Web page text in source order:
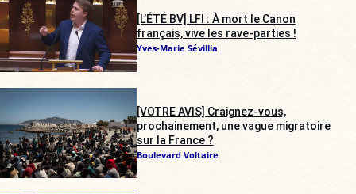
[L’ÉTÉ BV] LFI : À mort le Canon
français, vive les rave-parties !
Yves-Marie Sévillia
[VOTRE AVIS] Craignez-vous,
prochainement, une vague migratoire
sur la France ?
Boulevard Voltaire